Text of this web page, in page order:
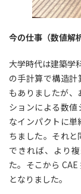
今の仕事（数値解
大学時代は建築学
の手計算で構造
もありましたが、
ションによる数
なインパクトに
ちました。それ
できれば、より
た。そこから
となりました。